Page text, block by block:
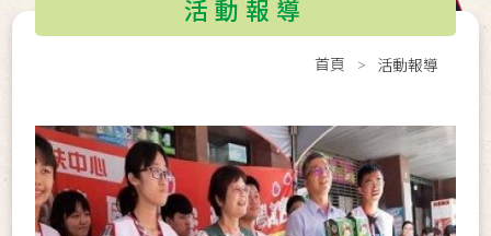
活動報導
首頁 活動報導